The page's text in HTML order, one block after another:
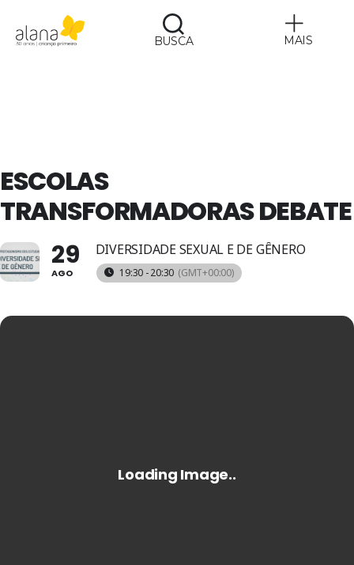
BUSCA MAIS
ESCOLAS
TRANSFORMADORAS DEBATE
29
AGO
DIVERSIDADE SEXUAL E DE GÊNERO
19:30 - 20:30 (GMT+00:00)